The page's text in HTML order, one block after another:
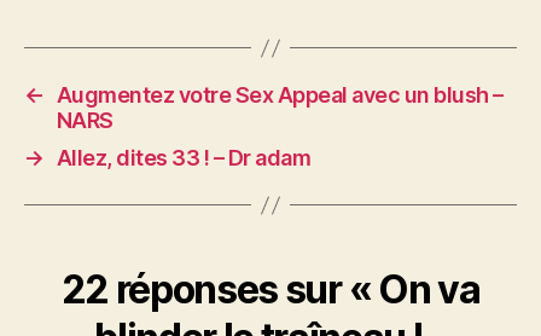
←
Augmentez votre Sex Appeal avec un blush –
NARS
→
Allez, dites 33 ! – Dr adam
22 réponses sur « On va